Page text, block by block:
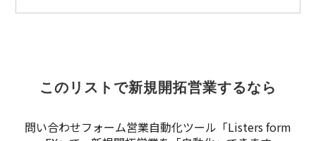
このリストで新規開拓営業するなら
問い合わせフォーム営業自動化ツール「Listers form